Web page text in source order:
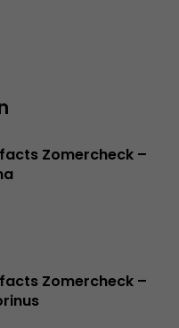
Zomercheck –
Zomercheck –